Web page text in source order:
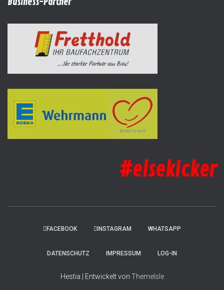
Business-Partner
#elsekicker
FACEBOOK INSTAGRAM WHATSAPP
DATENSCHUTZ IMPRESSUM LOG-IN
Hestia | Entwickelt von ThemeIsle